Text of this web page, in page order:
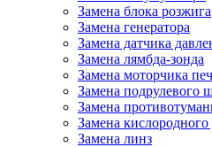
Замена блока розжига
Замена генератора
Замена датчика
Замена лямбда-зонда
Замена моторчика
Замена подрулевого
Замена
Замена кислородного
Замена линз